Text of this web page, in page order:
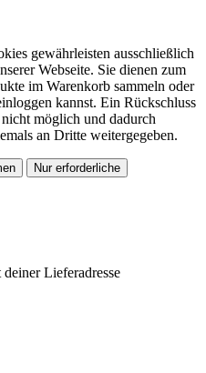
gewährleisten ausschließlich
Webseite. Sie dienen zum
im Warenkorb sammeln oder
kannst. Ein Rückschluss
möglich und dadurch
an Dritte weitergegeben.
Nur erforderliche
deiner Lieferadresse